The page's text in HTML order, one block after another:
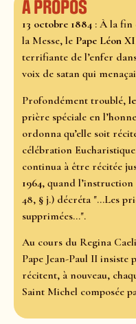
À propos
13 octobre 1884 : À la fin
la Messe, le Pape Léon
terrifiante de l’enfer
voix de satan qui
Profondément troublé,
prière spéciale en
ordonna qu’elle soit
célébration
continua à être récitée
1964, quand
48, § j.) décréta "...Les
supprimées...".
Au cours du Regina
Pape Jean-Paul II insiste
récitent, à nouveau,
Saint Michel composée